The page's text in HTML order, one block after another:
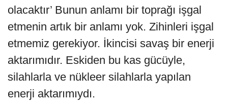
olacaktır’ Bunun anlamı bir toprağı işgal
etmenin artık bir anlamı yok. Zihinleri işgal
etmemiz gerekiyor. İkincisi savaş bir enerji
aktarımıdır. Eskiden bu kas gücüyle,
silahlarla ve nükleer silahlarla yapılan
enerji aktarımıydı.